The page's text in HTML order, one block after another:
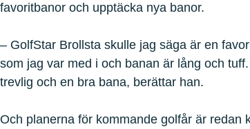
favoritbanor och upptäcka nya banor.
– GolfStar Brollsta skulle jag säga är en
som jag var med i och banan är lång och
trevlig och en bra bana, berättar han.
Och planerna för kommande golfår är redan